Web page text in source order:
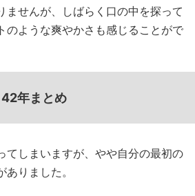
ませんが、しばらく口の中を探って
のような爽やかさも感じることがで
42年まとめ
てしまいますが、やや自分の最初の
りました。